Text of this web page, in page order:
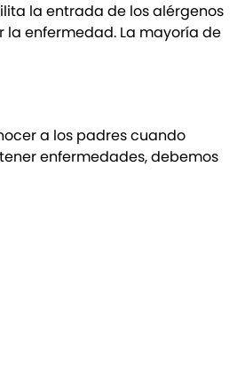
la entrada de los alérgenos
enfermedad. La mayoría de
a los padres cuando
enfermedades, debemos